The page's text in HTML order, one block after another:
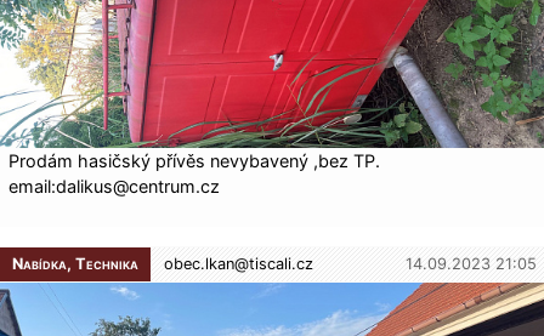
Prodám hasičský přívěs nevybavený ,bez TP.
email:dalikus@cen­trum.cz
Nabídka, Technika obec.lkan@tiscali.cz 14.09.2023 21:05